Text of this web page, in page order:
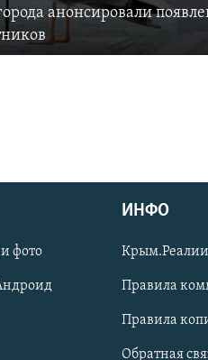
анонсировали
фото
ИНФО
Правила
Правила
Обратная